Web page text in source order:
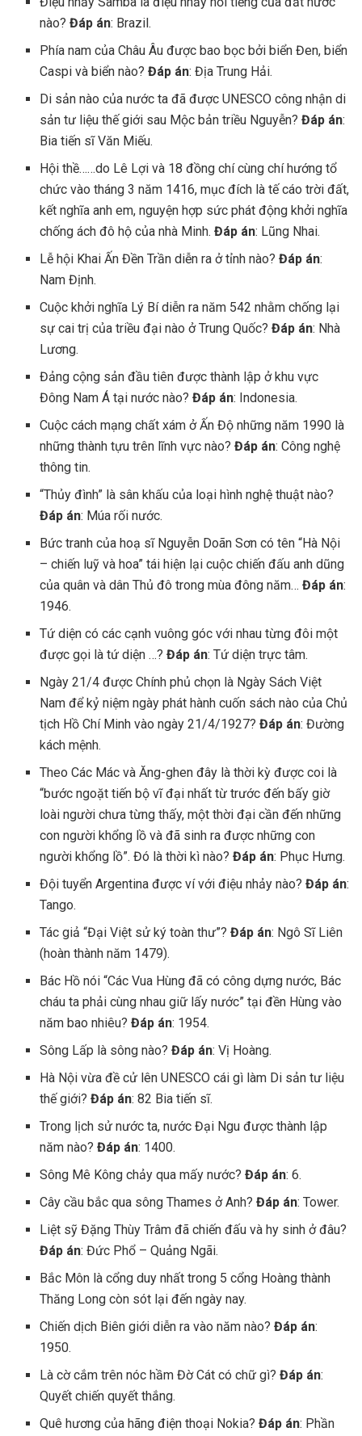
nào?Đáp án: Brazil.
Phía nam của Châu Âu được bao bọc bởi biển Đen, biển
Caspi và biển nào?Đáp án: Địa Trung Hải.
Di sản nào của nước ta đã được UNESCO công nhận di
sản tư liệu thế giới sau Mộc bản triều Nguyễn?Đáp án:
Bia tiến sĩ Văn Miếu.
Hội thề……do Lê Lợi và 18 đồng chí cùng chí hướng tổ
chức vào tháng 3 năm 1416, mục đích là tế cáo trời đất,
kết nghĩa anh em, nguyện hợp sức phát động khởi nghĩa
chống ách đô hộ của nhà Minh.Đáp án: Lũng Nhai.
Lễ hội Khai Ấn Đền Trần diễn ra ở tỉnh nào?Đáp án:
Nam Định.
Cuộc khởi nghĩa Lý Bí diễn ra năm 542 nhằm chống lại
sự cai trị của triều đại nào ở Trung Quốc?Đáp án: Nhà
Lương.
Đảng cộng sản đầu tiên được thành lập ở khu vực
Đông Nam Á tại nước nào?Đáp án: Indonesia.
Cuộc cách mạng chất xám ở Ấn Độ những năm 1990 là
những thành tựu trên lĩnh vực nào?Đáp án: Công nghệ
thông tin.
“Thủy đình” là sân khấu của loại hình nghệ thuật nào?
Đáp án: Múa rối nước.
Bức tranh của hoạ sĩ Nguyễn Doãn Sơn có tên “Hà Nội
– chiến luỹ và hoa” tái hiện lại cuộc chiến đấu anh dũng
của quân và dân Thủ đô trong mùa đông năm…Đáp án:
1946.
Tứ diện có các cạnh vuông góc với nhau từng đôi một
được gọi là tứ diện …?Đáp án: Tứ diện trực tâm.
Ngày 21/4 được Chính phủ chọn là Ngày Sách Việt
Nam để kỷ niệm ngày phát hành cuốn sách nào của Chủ
tịch Hồ Chí Minh vào ngày 21/4/1927?Đáp án: Đường
kách mệnh.
Theo Các Mác và Ăng-ghen đây là thời kỳ được coi là
“bước ngoặt tiến bộ vĩ đại nhất từ trước đến bấy giờ
loài người chưa từng thấy, một thời đại cần đến những
con người khổng lồ và đã sinh ra được những con
người khổng lồ”. Đó là thời kì nào?Đáp án: Phục Hưng.
Đội tuyển Argentina được ví với điệu nhảy nào?Đáp án:
Tango.
Tác giả “Đại Việt sử ký toàn thư”?Đáp án: Ngô Sĩ Liên
(hoàn thành năm 1479).
Bác Hồ nói “Các Vua Hùng đã có công dựng nước, Bác
cháu ta phải cùng nhau giữ lấy nước” tại đền Hùng vào
năm bao nhiêu?Đáp án: 1954.
Sông Lấp là sông nào?Đáp án: Vị Hoàng.
Hà Nội vừa đề cử lên UNESCO cái gì làm Di sản tư liệu
thế giới?Đáp án: 82 Bia tiến sĩ.
Trong lịch sử nước ta, nước Đại Ngu được thành lập
năm nào?Đáp án: 1400.
Sông Mê Kông chảy qua mấy nước?Đáp án: 6.
Cây cầu bắc qua sông Thames ở Anh?Đáp án: Tower.
Liệt sỹ Đặng Thùy Trâm đã chiến đấu và hy sinh ở đâu?
Đáp án: Đức Phổ – Quảng Ngãi.
Bắc Môn là cổng duy nhất trong 5 cổng Hoàng thành
Thăng Long còn sót lại đến ngày nay.
Chiến dịch Biên giới diễn ra vào năm nào?Đáp án:
1950.
Là cờ cắm trên nóc hầm Đờ Cát có chữ gì?Đáp án:
Quyết chiến quyết thắng.
Quê hương của hãng điện thoại Nokia?Đáp án: Phần